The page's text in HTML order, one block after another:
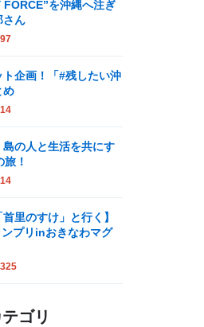
を沖縄へ注ぎ
さん
97
企画！「#残したい沖
め
14
の人と生活を共にす
！
14
里のすけ」と行く】
プリinおきなわマグ
325
ゴリ